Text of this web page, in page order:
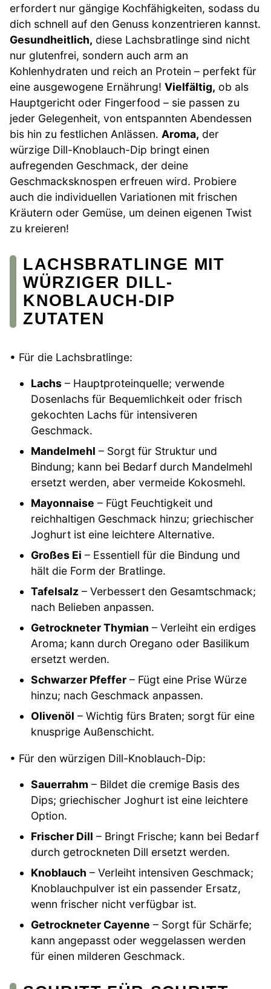
erfordert nur gängige Kochfähigkeiten, sodass du
dich schnell auf den Genuss konzentrieren kannst.
Gesundheitlich, diese Lachsbratlinge sind nicht
nur glutenfrei, sondern auch arm an
Kohlenhydraten und reich an Protein – perfekt für
eine ausgewogene Ernährung! Vielfältig, ob als
Hauptgericht oder Fingerfood – sie passen zu
jeder Gelegenheit, von entspannten Abendessen
bis hin zu festlichen Anlässen. Aroma, der
würzige Dill-Knoblauch-Dip bringt einen
aufregenden Geschmack, der deine
Geschmacksknospen erfreuen wird. Probiere
auch die individuellen Variationen mit frischen
Kräutern oder Gemüse, um deinen eigenen Twist
zu kreieren!
LACHSBRATLINGE MIT
WÜRZIGER DILL-
KNOBLAUCH-DIP
ZUTATEN
• Für die Lachsbratlinge:
Lachs – Hauptproteinquelle; verwende
Dosenlachs für Bequemlichkeit oder frisch
gekochten Lachs für intensiveren
Geschmack.
Mandelmehl – Sorgt für Struktur und
Bindung; kann bei Bedarf durch Mandelmehl
ersetzt werden, aber vermeide Kokosmehl.
Mayonnaise – Fügt Feuchtigkeit und
reichhaltigen Geschmack hinzu; griechischer
Joghurt ist eine leichtere Alternative.
Großes Ei – Essentiell für die Bindung und
hält die Form der Bratlinge.
Tafelsalz – Verbessert den Gesamtschmack;
nach Belieben anpassen.
Getrockneter Thymian – Verleiht ein erdiges
Aroma; kann durch Oregano oder Basilikum
ersetzt werden.
Schwarzer Pfeffer – Fügt eine Prise Würze
hinzu; nach Geschmack anpassen.
Olivenöl – Wichtig fürs Braten; sorgt für eine
knusprige Außenschicht.
• Für den würzigen Dill-Knoblauch-Dip:
Sauerrahm – Bildet die cremige Basis des
Dips; griechischer Joghurt ist eine leichtere
Option.
Frischer Dill – Bringt Frische; kann bei Bedarf
durch getrockneten Dill ersetzt werden.
Knoblauch – Verleiht intensiven Geschmack;
Knoblauchpulver ist ein passender Ersatz,
wenn frischer nicht verfügbar ist.
Getrockneter Cayenne – Sorgt für Schärfe;
kann angepasst oder weggelassen werden
für einen milderen Geschmack.